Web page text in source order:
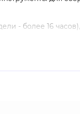
- более 16
отделкой. Эта